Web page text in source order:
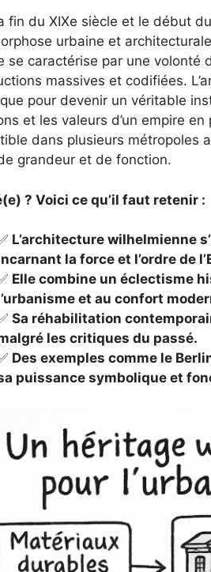
fin du XIXe siècle et le début
urbaine et
se caractérise par une volonté
massives et codifiées.
pour devenir un véritable
et les valeurs d’un empire
dans plusieurs métropoles
grandeur et de fonction.
? Voici ce qu’il faut retenir :
L’architecture wilhelmienne
la force et l’ordre de
Elle combine un éclectisme
et au confort
Sa réhabilitation
les critiques du passé.
Des exemples comme le
puissance symbolique et